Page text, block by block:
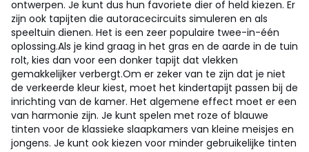
ontwerpen. Je kunt dus hun favoriete dier of held kiezen. Er
zijn ook tapijten die autoracecircuits simuleren en als
speeltuin dienen. Het is een zeer populaire twee-in-één
oplossing.Als je kind graag in het gras en de aarde in de tuin
rolt, kies dan voor een donker tapijt dat vlekken
gemakkelijker verbergt.Om er zeker van te zijn dat je niet
de verkeerde kleur kiest, moet het kindertapijt passen bij de
inrichting van de kamer. Het algemene effect moet er een
van harmonie zijn. Je kunt spelen met roze of blauwe
tinten voor de klassieke slaapkamers van kleine meisjes en
jongens. Je kunt ook kiezen voor minder gebruikelijke tinten